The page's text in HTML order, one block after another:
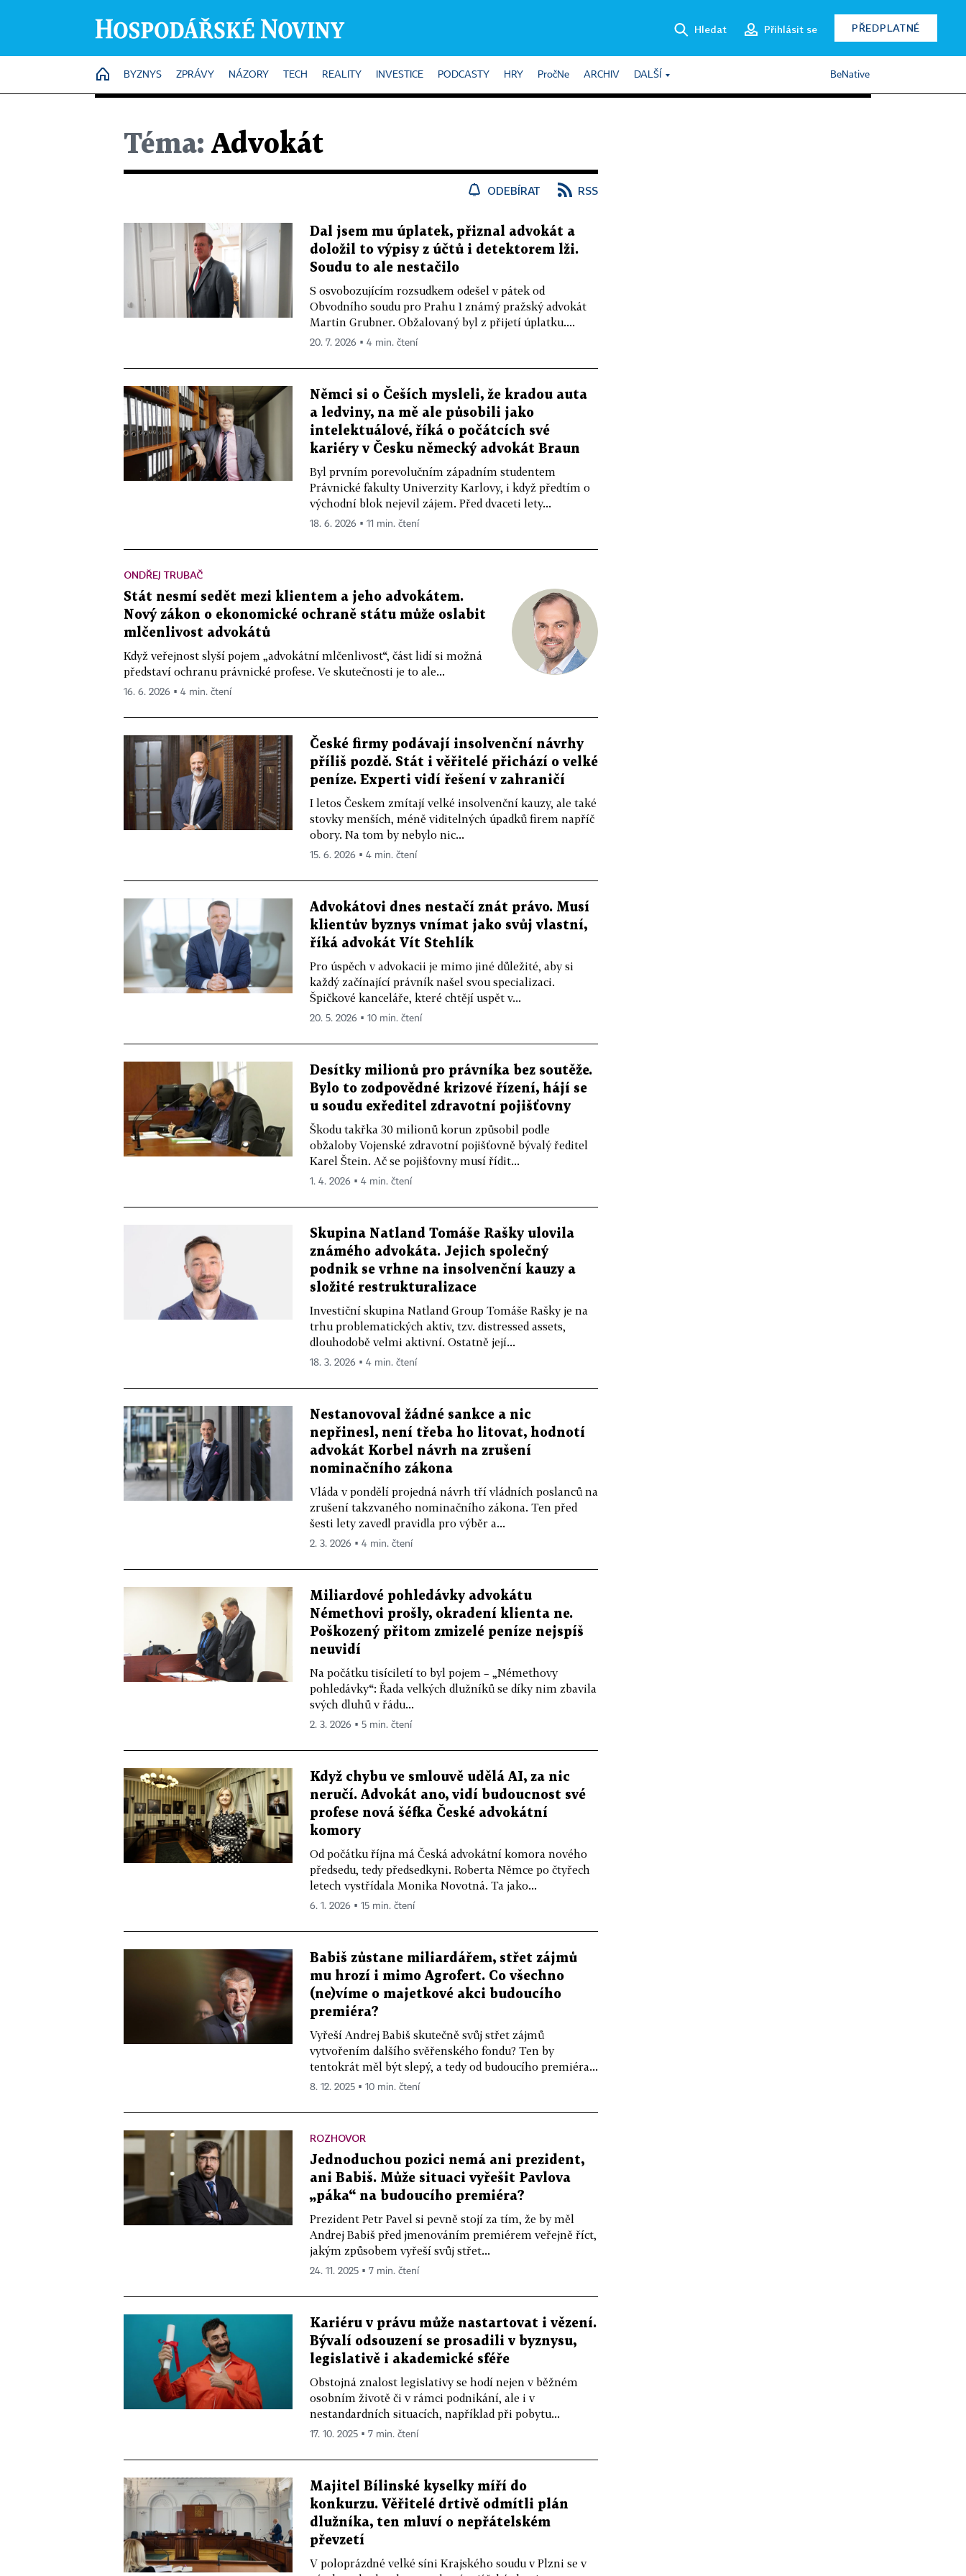
Hledat Přihlásit se PŘEDPLATNÉ
HOME
BYZNYS ZPRÁVY NÁZORY TECH REALITY INVESTICE PODCASTY HRY PročNe ARCHIV DALŠÍ BeNative
Téma: Advokát
ODEBÍRAT RSS
Dal jsem mu úplatek, přiznal advokát a
doložil to výpisy z účtů i detektorem lži.
Soudu to ale nestačilo
S osvobozujícím rozsudkem odešel v pátek od
Obvodního soudu pro Prahu 1 známý pražský advokát
Martin Grubner. Obžalovaný byl z přijetí úplatku....
20. 7. 2026 ▪ 4 min. čtení
Němci si o Češích mysleli, že kradou auta
a ledviny, na mě ale působili jako
intelektuálové, říká o počátcích své
kariéry v Česku německý advokát Braun
Byl prvním porevolučním západním studentem
Právnické fakulty Univerzity Karlovy, i když předtím o
východní blok nejevil zájem. Před dvaceti lety...
18. 6. 2026 ▪ 11 min. čtení
ONDŘEJ TRUBAČ
Stát nesmí sedět mezi klientem a jeho advokátem.
Nový zákon o ekonomické ochraně státu může oslabit
mlčenlivost advokátů
Když veřejnost slyší pojem „advokátní mlčenlivost“, část lidí si možná
představí ochranu právnické profese. Ve skutečnosti je to ale...
16. 6. 2026 ▪ 4 min. čtení
České firmy podávají insolvenční návrhy
příliš pozdě. Stát i věřitelé přichází o velké
peníze. Experti vidí řešení v zahraničí
I letos Českem zmítají velké insolvenční kauzy, ale také
stovky menších, méně viditelných úpadků firem napříč
obory. Na tom by nebylo nic...
15. 6. 2026 ▪ 4 min. čtení
Advokátovi dnes nestačí znát právo. Musí
klientův byznys vnímat jako svůj vlastní,
říká advokát Vít Stehlík
Pro úspěch v advokacii je mimo jiné důležité, aby si
každý začínající právník našel svou specializaci.
Špičkové kanceláře, které chtějí uspět v...
20. 5. 2026 ▪ 10 min. čtení
Desítky milionů pro právníka bez soutěže.
Bylo to zodpovědné krizové řízení, hájí se
u soudu exředitel zdravotní pojišťovny
Škodu takřka 30 milionů korun způsobil podle
obžaloby Vojenské zdravotní pojišťovně bývalý ředitel
Karel Štein. Ač se pojišťovny musí řídit...
1. 4. 2026 ▪ 4 min. čtení
Skupina Natland Tomáše Rašky ulovila
známého advokáta. Jejich společný
podnik se vrhne na insolvenční kauzy a
složité restrukturalizace
Investiční skupina Natland Group Tomáše Rašky je na
trhu problematických aktiv, tzv. distressed assets,
dlouhodobě velmi aktivní. Ostatně její...
18. 3. 2026 ▪ 4 min. čtení
Nestanovoval žádné sankce a nic
nepřinesl, není třeba ho litovat, hodnotí
advokát Korbel návrh na zrušení
nominačního zákona
Vláda v pondělí projedná návrh tří vládních poslanců na
zrušení takzvaného nominačního zákona. Ten před
šesti lety zavedl pravidla pro výběr a...
2. 3. 2026 ▪ 4 min. čtení
Miliardové pohledávky advokátu
Némethovi prošly, okradení klienta ne.
Poškozený přitom zmizelé peníze nejspíš
neuvidí
Na počátku tisíciletí to byl pojem – „Némethovy
pohledávky“: Řada velkých dlužníků se díky nim zbavila
svých dluhů v řádu...
2. 3. 2026 ▪ 5 min. čtení
Když chybu ve smlouvě udělá AI, za nic
neručí. Advokát ano, vidí budoucnost své
profese nová šéfka České advokátní
komory
Od počátku října má Česká advokátní komora nového
předsedu, tedy předsedkyni. Roberta Němce po čtyřech
letech vystřídala Monika Novotná. Ta jako...
6. 1. 2026 ▪ 15 min. čtení
Babiš zůstane miliardářem, střet zájmů
mu hrozí i mimo Agrofert. Co všechno
(ne)víme o majetkové akci budoucího
premiéra?
Vyřeší Andrej Babiš skutečně svůj střet zájmů
vytvořením dalšího svěřenského fondu? Ten by
tentokrát měl být slepý, a tedy od budoucího premiéra...
8. 12. 2025 ▪ 10 min. čtení
ROZHOVOR
Jednoduchou pozici nemá ani prezident,
ani Babiš. Může situaci vyřešit Pavlova
„páka“ na budoucího premiéra?
Prezident Petr Pavel si pevně stojí za tím, že by měl
Andrej Babiš před jmenováním premiérem veřejně říct,
jakým způsobem vyřeší svůj střet...
24. 11. 2025 ▪ 7 min. čtení
Kariéru v právu může nastartovat i vězení.
Bývalí odsouzení se prosadili v byznysu,
legislativě i akademické sféře
Obstojná znalost legislativy se hodí nejen v běžném
osobním životě či v rámci podnikání, ale i v
nestandardních situacích, například při pobytu...
17. 10. 2025 ▪ 7 min. čtení
Majitel Bílinské kyselky míří do
konkurzu. Věřitelé drtivě odmítli plán
dlužníka, ten mluví o nepřátelském
převzetí
V poloprázdné velké síni Krajského soudu v Plzni se v